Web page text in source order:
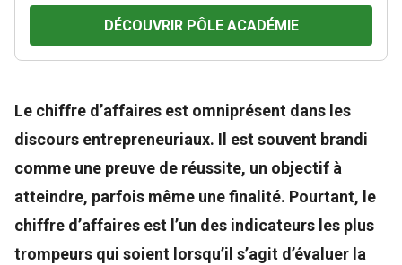
Le chiffre d’affaires est omniprésent dans les
discours entrepreneuriaux. Il est souvent brandi
comme une preuve de réussite, un objectif à
atteindre, parfois même une finalité. Pourtant, le
chiffre d’affaires est l’un des indicateurs les plus
trompeurs qui soient lorsqu’il s’agit d’évaluer la
DÉCOUVRIR PÔLE ACADÉMIE